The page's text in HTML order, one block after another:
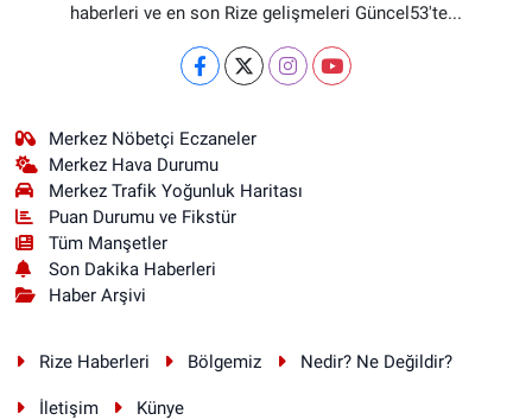
haberleri ve en son Rize gelişmeleri Güncel53'te...
Merkez Nöbetçi Eczaneler
Merkez Hava Durumu
Merkez Trafik Yoğunluk Haritası
Puan Durumu ve Fikstür
Tüm Manşetler
Son Dakika Haberleri
Haber Arşivi
Rize Haberleri Bölgemiz Nedir? Ne Değildir?
İletişim Künye